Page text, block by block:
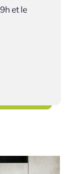
et le